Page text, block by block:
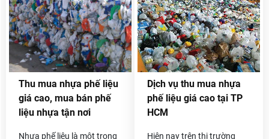
chuyên thu mua nhựa phế
liệu giá tốt. Tất cả các
chủng loại phế liệu nhựa
PVC, HD, PE, PS, PP thường
có ở các công ty, xưởng sản
được chúng tôi thu mua lại
với giá cao và cạnh tranh
nhất trên thị trường.
hàng của Hoa Phát 10 năm
nay vẫn rất tin tưởng lối
phục vụ này. Sau khi nhận
được yêu cầu của quý
khách, chúng tôi sẽ được
giá hoặc thu gom trong
ngày và thanh toán linh
hoạt cho khách.
Thu mua nhựa phế liệu
giá cao, mua bán phế
liệu nhựa tận nơi
Nhựa phế liệu là một trong
Dịch vụ thu mua nhựa
phế liệu giá cao tại TP
HCM
Hiện nay trên thị trường